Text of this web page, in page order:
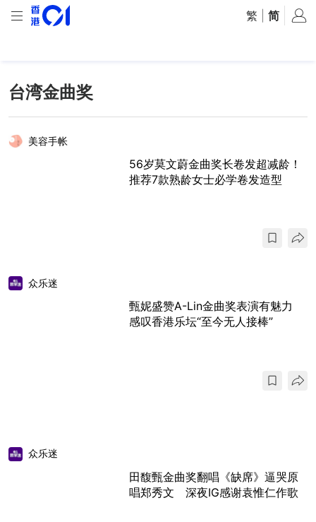
繁 简
台湾金曲奖
美容手帐
56岁莫文蔚金曲奖长卷发超减龄！
推荐7款熟龄女士必学卷发造型
众乐迷
甄妮盛赞A-Lin金曲奖表演有魅力
感叹香港乐坛“至今无人接棒”
众乐迷
田馥甄金曲奖翻唱《缺席》逼哭原
唱郑秀文 深夜IG感谢袁惟仁作歌